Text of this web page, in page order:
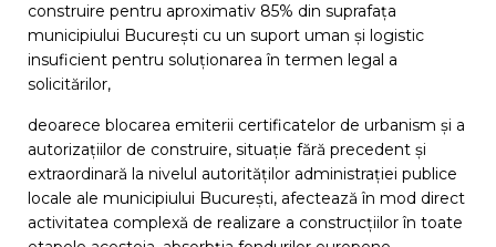
construire pentru aproximativ 85% din suprafața
municipiului București cu un suport uman și logistic
insuficient pentru soluționarea în termen legal a
solicitărilor,
deoarece blocarea emiterii certificatelor de urbanism și a
autorizațiilor de construire, situație fără precedent și
extraordinară la nivelul autorităților administrației publice
locale ale municipiului București, afectează în mod direct
activitatea complexă de realizare a construcțiilor în toate